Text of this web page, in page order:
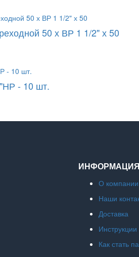
50 х ВР 1 1/2" х 50
- 10 шт.
ИНФОРМАЦИЯ
О компании
Наши
Доставка
Инструкции
Как стать